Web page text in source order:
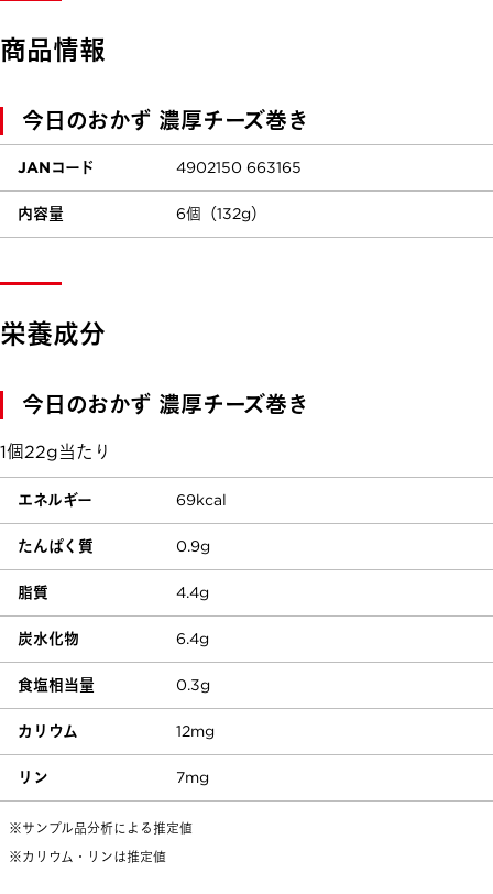
商品情報
今日のおかず 濃厚チーズ巻き
JANコード 4902150 663165
内容量 6個（132g）
栄養成分
今日のおかず 濃厚チーズ巻き
1個22g当たり
エネルギー 69kcal
たんぱく質 0.9g
脂質 4.4g
炭水化物 6.4g
食塩相当量 0.3g
カリウム 12mg
リン 7mg
※サンプル品分析による推定値
※カリウム・リンは推定値